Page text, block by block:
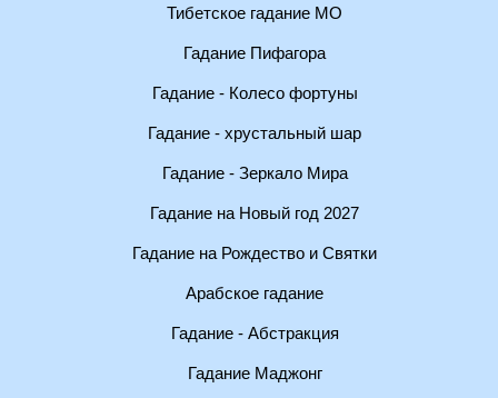
Тибетское гадание МО
Гадание Пифагора
Гадание - Колесо фортуны
Гадание - хрустальный шар
Гадание - Зеркало Мира
Гадание на Новый год 2027
Гадание на Рождество и Святки
Арабское гадание
Гадание - Абстракция
Гадание Маджонг